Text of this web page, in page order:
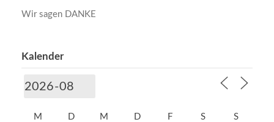
Wir sagen DANKE
Kalender
M D M D F S S